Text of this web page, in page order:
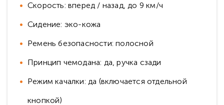
Скорость: вперед / назад, до 9 км/ч
Сидение: эко-кожа
Ремень безопасности: полосной
Принцип чемодана: да, ручка сзади
Режим качалки: да (включается отдельной
кнопкой)